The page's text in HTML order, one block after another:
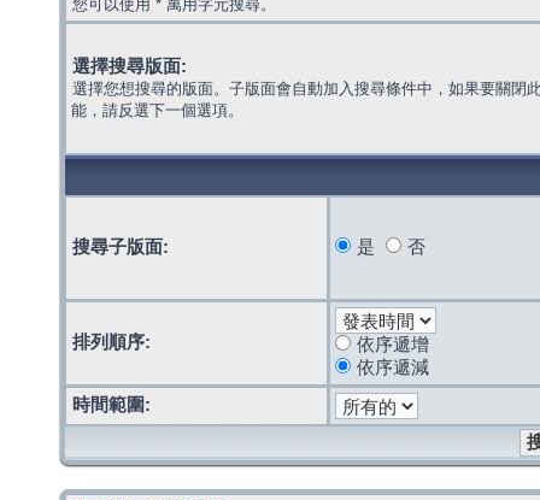
您可以使用 * 萬用字元搜尋。
選擇搜尋版面:
選擇您想搜尋的版面。子版面會自動加入搜尋條件中，如果要關閉
能，請反選下一個選項。
搜尋子版面: 是 否
排列順序:
依序遞增
依序遞減
時間範圍: